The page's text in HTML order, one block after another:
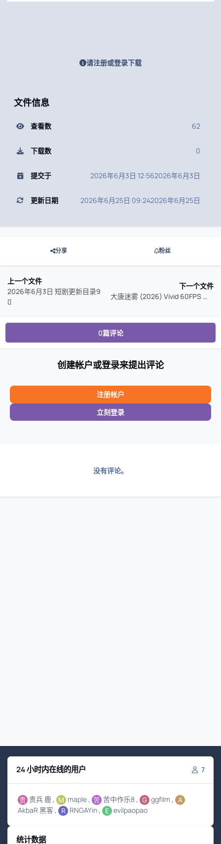
请注册或登录下载
文件信息
查看数 62
下载数 0
提交于 2026年6月3日 12:562026年6月3日
更新日期 2026年6月25日 09:242026年6月25日
分享 粉丝
上一个文件
2026年6月3日 短剧更新目录9
下一个文件
大唐迷雾 (2026) Vivid 60FPS 高码率
0篇评论
创建帐户或登录来提出评论
注册帐户
立刻登录
没有评论。
24 小时内在线的用户 7
贵兵 鹿 maple 苦中作乐8
ggfilm
AkbaR 黑客
RNGAYin evilpaopao
统计数据